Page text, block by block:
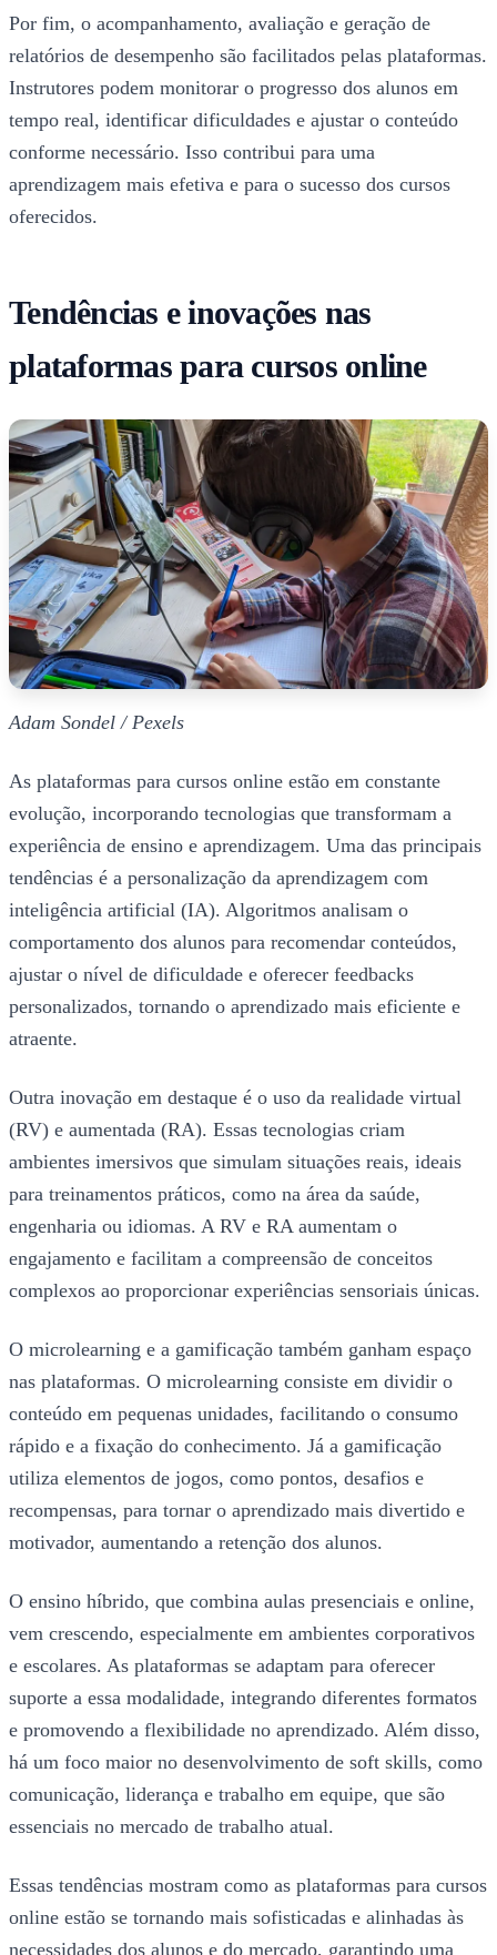
Por fim, o acompanhamento, avaliação e geração de
relatórios de desempenho são facilitados pelas plataformas.
Instrutores podem monitorar o progresso dos alunos em
tempo real, identificar dificuldades e ajustar o conteúdo
conforme necessário. Isso contribui para uma
aprendizagem mais efetiva e para o sucesso dos cursos
oferecidos.
Tendências e inovações nas
plataformas para cursos online
Adam Sondel / Pexels
As plataformas para cursos online estão em constante
evolução, incorporando tecnologias que transformam a
experiência de ensino e aprendizagem. Uma das principais
tendências é a personalização da aprendizagem com
inteligência artificial (IA). Algoritmos analisam o
comportamento dos alunos para recomendar conteúdos,
ajustar o nível de dificuldade e oferecer feedbacks
personalizados, tornando o aprendizado mais eficiente e
atraente.
Outra inovação em destaque é o uso da realidade virtual
(RV) e aumentada (RA). Essas tecnologias criam
ambientes imersivos que simulam situações reais, ideais
para treinamentos práticos, como na área da saúde,
engenharia ou idiomas. A RV e RA aumentam o
engajamento e facilitam a compreensão de conceitos
complexos ao proporcionar experiências sensoriais únicas.
O microlearning e a gamificação também ganham espaço
nas plataformas. O microlearning consiste em dividir o
conteúdo em pequenas unidades, facilitando o consumo
rápido e a fixação do conhecimento. Já a gamificação
utiliza elementos de jogos, como pontos, desafios e
recompensas, para tornar o aprendizado mais divertido e
motivador, aumentando a retenção dos alunos.
O ensino híbrido, que combina aulas presenciais e online,
vem crescendo, especialmente em ambientes corporativos
e escolares. As plataformas se adaptam para oferecer
suporte a essa modalidade, integrando diferentes formatos
e promovendo a flexibilidade no aprendizado. Além disso,
há um foco maior no desenvolvimento de soft skills, como
comunicação, liderança e trabalho em equipe, que são
essenciais no mercado de trabalho atual.
Essas tendências mostram como as plataformas para cursos
online estão se tornando mais sofisticadas e alinhadas às
necessidades dos alunos e do mercado, garantindo uma